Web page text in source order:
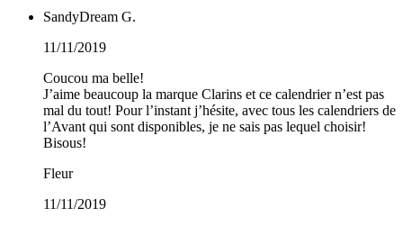
SandyDream G.
11/11/2019
Coucou ma belle!
J’aime beaucoup la marque Clarins et ce calendrier n’est pas
mal du tout! Pour l’instant j’hésite, avec tous les calendriers de
l’Avant qui sont disponibles, je ne sais pas lequel choisir!
Bisous!
Fleur
11/11/2019